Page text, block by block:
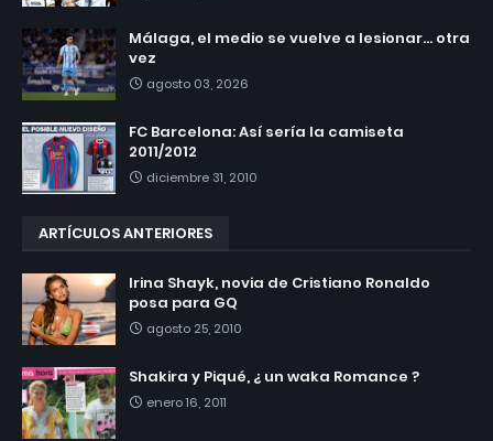
Málaga, el medio se vuelve a lesionar... otra
vez
agosto 03, 2026
FC Barcelona: Así sería la camiseta
2011/2012
diciembre 31, 2010
ARTÍCULOS ANTERIORES
Irina Shayk, novia de Cristiano Ronaldo
posa para GQ
agosto 25, 2010
Shakira y Piqué, ¿ un waka Romance ?
enero 16, 2011